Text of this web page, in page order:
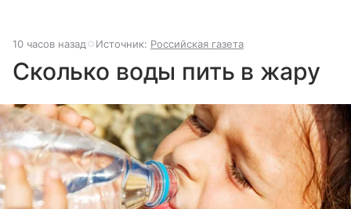
10 часов назад Источник: Российская газета
Сколько воды пить в жару